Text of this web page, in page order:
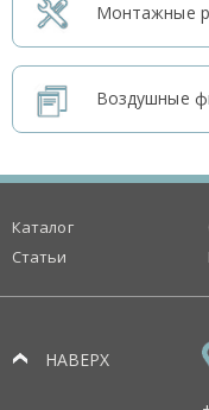
Монтажные
Воздушные
Каталог
Статьи
НАВЕРХ